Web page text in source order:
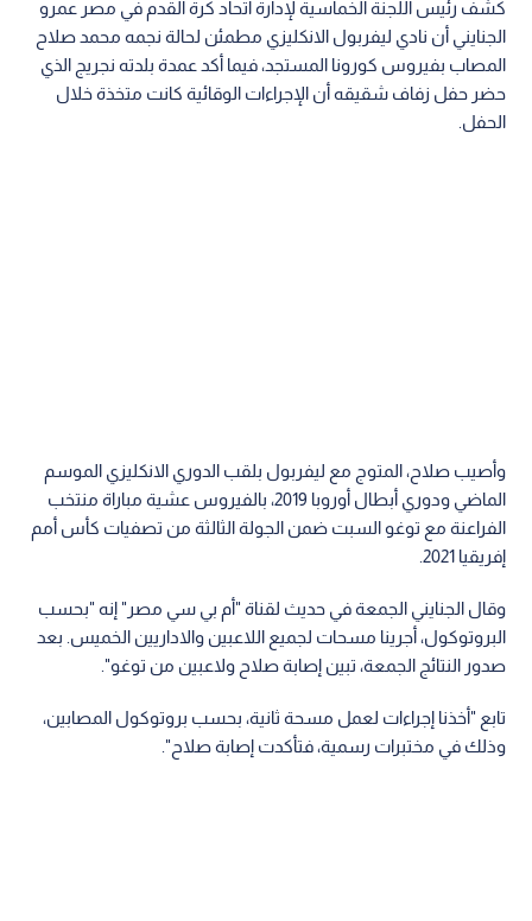
كشف رئيس اللجنة الخماسية لإدارة اتحاد كرة القدم في مصر عمرو
الجنايني أن نادي ليفربول الانكليزي مطمئن لحالة نجمه محمد صلاح
المصاب بفيروس كورونا المستجد، فيما أكد عمدة بلدته نجريج الذي
حضر حفل زفاف شقيقه أن الإجراءات الوقائية كانت متخذة خلال
الحفل.
وأصيب صلاح، المتوج مع ليفربول بلقب الدوري الانكليزي الموسم
الماضي ودوري أبطال أوروبا 2019، بالفيروس عشية مباراة منتخب
الفراعنة مع توغو السبت ضمن الجولة الثالثة من تصفيات كأس أمم
إفريقيا 2021.
وقال الجنايني الجمعة في حديث لقناة "أم بي سي مصر" إنه "بحسب
البروتوكول، أجرينا مسحات لجميع اللاعبين والاداريين الخميس. بعد
صدور النتائج الجمعة، تبين إصابة صلاح ولاعبين من توغو".
تابع "أخذنا إجراءات لعمل مسحة ثانية، بحسب بروتوكول المصابين،
وذلك في مختبرات رسمية، فتأكدت إصابة صلاح".